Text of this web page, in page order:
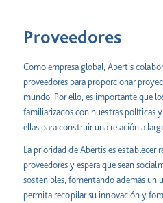
Proveedores
Como empresa global, Abertis
proveedores para proporcionar
mundo. Por ello, es importante que
familiarizados con nuestras políticas
ellas para construir una relación a
La prioridad de Abertis es establecer
proveedores y espera que sean
sostenibles, fomentando además un
permita recopilar su innovación y